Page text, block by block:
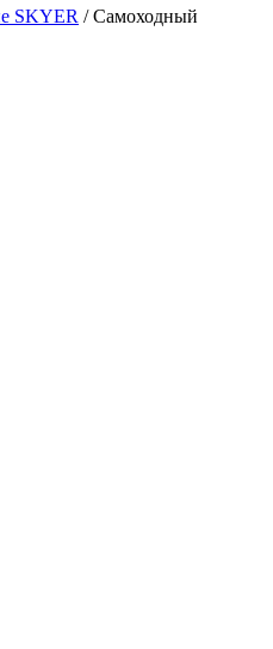
SKYER /Самоходный